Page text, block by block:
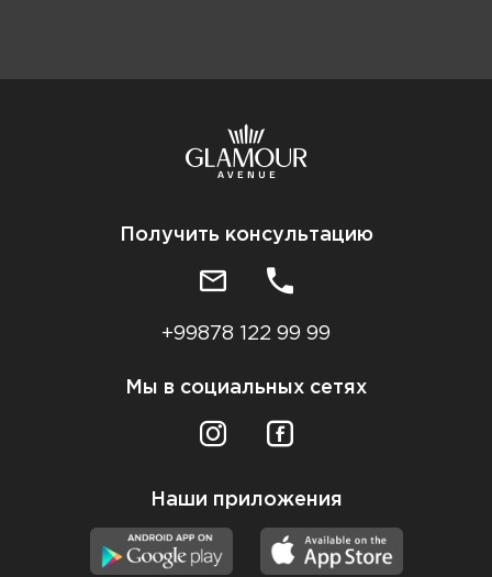
Получить консультацию
+99878 122 99 99
Мы в социальных сетях
Наши приложения